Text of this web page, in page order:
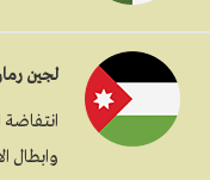
لجين
وابطال